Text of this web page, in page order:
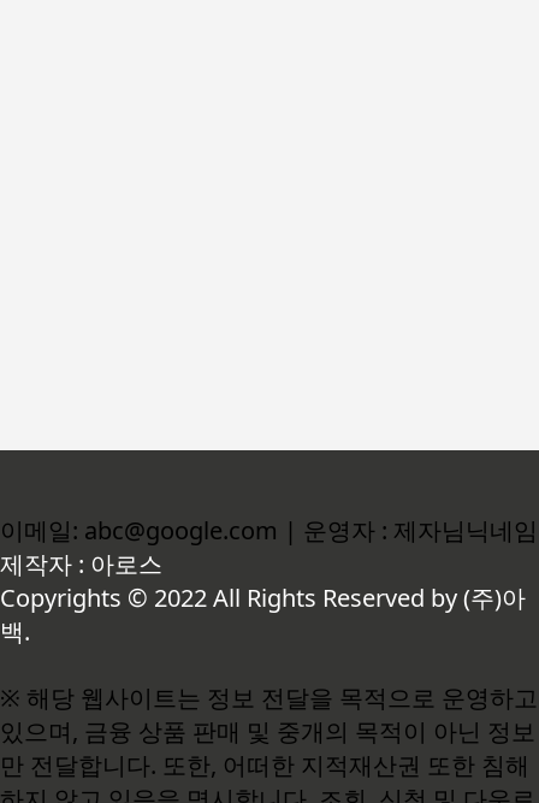
이메일: abc@google.com | 운영자 : 제자님닉네임
제작자 : 아로스
Copyrights © 2022 All Rights Reserved by (주)아
백.
※ 해당 웹사이트는 정보 전달을 목적으로 운영하고
있으며, 금융 상품 판매 및 중개의 목적이 아닌 정보
만 전달합니다. 또한, 어떠한 지적재산권 또한 침해